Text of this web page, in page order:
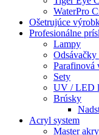
WaterPro
Ošetrujúce
Profesionálne
Lampy
Odsávačky
Parafinová
Sety
UV / LED
Brúsky
Acryl system
Master